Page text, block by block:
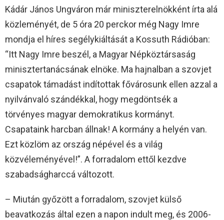
Kádár János Ungváron már miniszterelnökként írta alá
közleményét, de 5 óra 20 perckor még Nagy Imre
mondja el híres segélykiáltását a Kossuth Rádióban:
“Itt Nagy Imre beszél, a Magyar Népköztársaság
minisztertanácsának elnöke. Ma hajnalban a szovjet
csapatok támadást indítottak fővárosunk ellen azzal a
nyilvánvaló szándékkal, hogy megdöntsék a
törvényes magyar demokratikus kormányt.
Csapataink harcban állnak! A kormány a helyén van.
Ezt közlöm az ország népével és a világ
közvéleményével!”. A forradalom ettől kezdve
szabadságharccá változott.
– Miután győzött a forradalom, szovjet külső
beavatkozás által ezen a napon indult meg, és 2006-